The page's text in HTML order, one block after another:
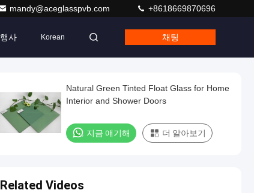
mandy@aceglasspvb.com +8618669870696
행사 Korean 채팅
Natural Green Tinted Float Glass for Home
Interior and Shower Doors
지금 얘기해 더 알아보기
Related Videos